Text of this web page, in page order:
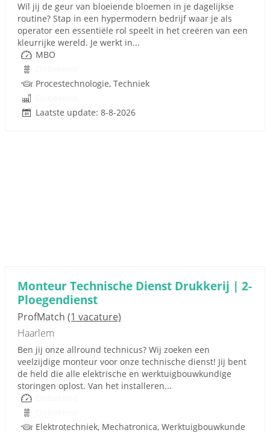
Wil jij de geur van bloeiende bloemen in je dagelijkse
routine? Stap in een hypermodern bedrijf waar je als
operator een essentiële rol speelt in het creëren van een
kleurrijke wereld. Je werkt in...
MBO
Procestechnologie, Techniek
Laatste update: 8-8-2026
Monteur Technische Dienst Drukkerij | 2-
Ploegendienst
ProfMatch (1 vacature)
Haarlem
Ben jij onze allround technicus? Wij zoeken een
veelzijdige monteur voor onze technische dienst! Jij bent
de held die alle elektrische en werktuigbouwkundige
storingen oplost. Van het installeren...
Elektrotechniek, Mechatronica, Werktuigbouwkunde